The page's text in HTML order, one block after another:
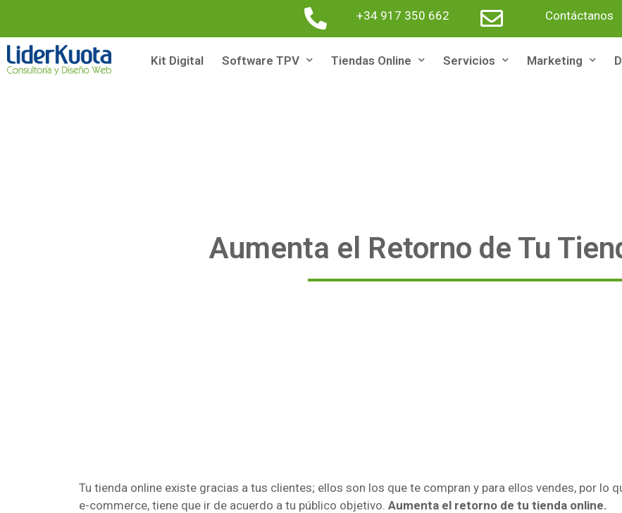
+34 917 350 662 Contáctanos
Kit Digital Software TPV Tiendas Online Servicios Marketing
Aumenta el Retorno de Tu
Tu tienda online existe gracias a tus clientes; ellos son los que te compran y para ellos vendes, por lo
e-commerce, tiene que ir de acuerdo a tu público objetivo. Aumenta el retorno de tu tienda online.